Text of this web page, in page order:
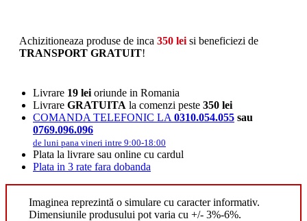
Achizitioneaza produse de inca 350 lei si beneficiezi de
TRANSPORT GRATUIT!
Livrare 19 lei oriunde in Romania
Livrare GRATUITA la comenzi peste 350 lei
COMANDA TELEFONIC LA 0310.054.055 sau
0769.096.096
de luni pana vineri intre 9:00-18:00
Plata la livrare sau online cu cardul
Plata in 3 rate fara dobanda
Imaginea reprezintă o simulare cu caracter informativ.
Dimensiunile produsului pot varia cu +/- 3%-6%.